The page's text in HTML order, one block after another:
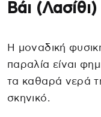
Βάι (Λασίθι)
Η μοναδική
παραλία είναι
τα καθαρά νερά
σκηνικό.